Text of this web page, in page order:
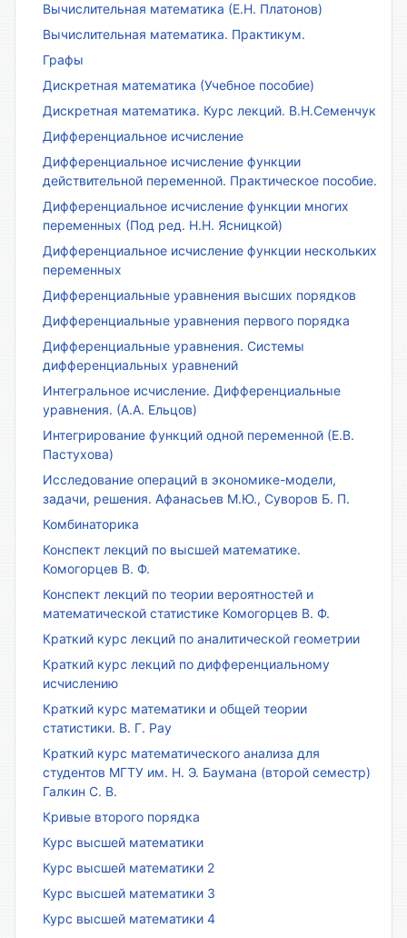
Вычислительная математика (Е.Н. Платонов)
Вычислительная математика. Практикум.
Графы
Дискретная математика (Учебное пособие)
Дискретная математика. Курс лекций. В.Н.Семенчук
Дифференциальное исчисление
Дифференциальное исчисление функции
действительной переменной. Практическое пособие.
Дифференциальное исчисление функции многих
переменных (Под ред. Н.Н. Ясницкой)
Дифференциальное исчисление функции нескольких
переменных
Дифференциальные уравнения высших порядков
Дифференциальные уравнения первого порядка
Дифференциальные уравнения. Системы
дифференциальных уравнений
Интегральное исчисление. Дифференциальные
уравнения. (А.А. Ельцов)
Интегрирование функций одной переменной (Е.В.
Пастухова)
Исследование операций в экономике-модели,
задачи, решения. Афанасьев М.Ю., Суворов Б. П.
Комбинаторика
Конспект лекций по высшей математике.
Комогорцев В. Ф.
Конспект лекций по теории вероятностей и
математической статистике Комогорцев В. Ф.
Краткий курс лекций по аналитической геометрии
Краткий курс лекций по дифференциальному
исчислению
Краткий курс математики и общей теории
статистики. В. Г. Рау
Краткий курс математического анализа для
студентов МГТУ им. Н. Э. Баумана (второй семестр)
Галкин С. В.
Кривые второго порядка
Курс высшей математики
Курс высшей математики 2
Курс высшей математики 3
Курс высшей математики 4